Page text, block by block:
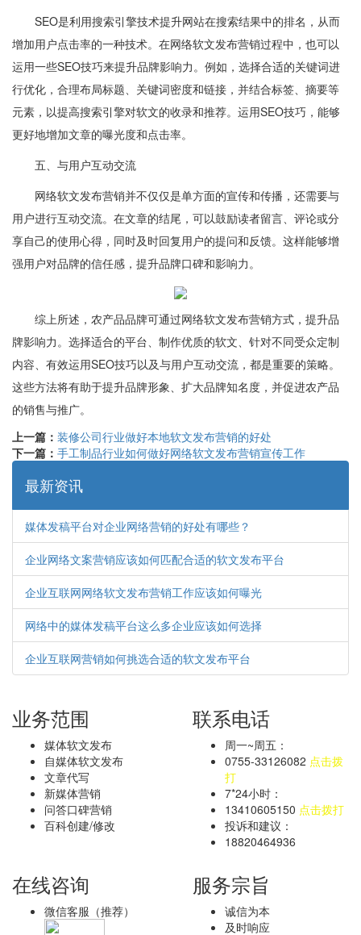
SEO是利用搜索引擎技术提升网站在搜索结果中的排名，从而
增加用户点击率的一种技术。在网络软文发布营销过程中，也可以
运用一些SEO技巧来提升品牌影响力。例如，选择合适的关键词进
行优化，合理布局标题、关键词密度和链接，并结合标签、摘要等
元素，以提高搜索引擎对软文的收录和推荐。运用SEO技巧，能够
更好地增加文章的曝光度和点击率。
五、与用户互动交流
网络软文发布营销并不仅仅是单方面的宣传和传播，还需要与
用户进行互动交流。在文章的结尾，可以鼓励读者留言、评论或分
享自己的使用心得，同时及时回复用户的提问和反馈。这样能够增
强用户对品牌的信任感，提升品牌口碑和影响力。
综上所述，农产品品牌可通过网络软文发布营销方式，提升品
牌影响力。选择适合的平台、制作优质的软文、针对不同受众定制
内容、有效运用SEO技巧以及与用户互动交流，都是重要的策略。
这些方法将有助于提升品牌形象、扩大品牌知名度，并促进农产品
的销售与推广。
上一篇： 装修公司行业做好本地软文发布营销的好处
下一篇： 手工制品行业如何做好网络软文发布营销宣传工作
最新资讯
媒体发稿平台对企业网络营销的好处有哪些？
企业网络文案营销应该如何匹配合适的软文发布平台
企业互联网网络软文发布营销工作应该如何曝光
网络中的媒体发稿平台这么多企业应该如何选择
企业互联网营销如何挑选合适的软文发布平台
业务范围
媒体软文发布
自媒体软文发布
文章代写
新媒体营销
问答口碑营销
百科创建/修改
联系电话
周一~周五：
0755-33126082 点击拨
打
7*24小时：
13410605150 点击拨打
投诉和建议：
18820464936
在线咨询
微信客服（推荐）
服务宗旨
诚信为本
及时响应